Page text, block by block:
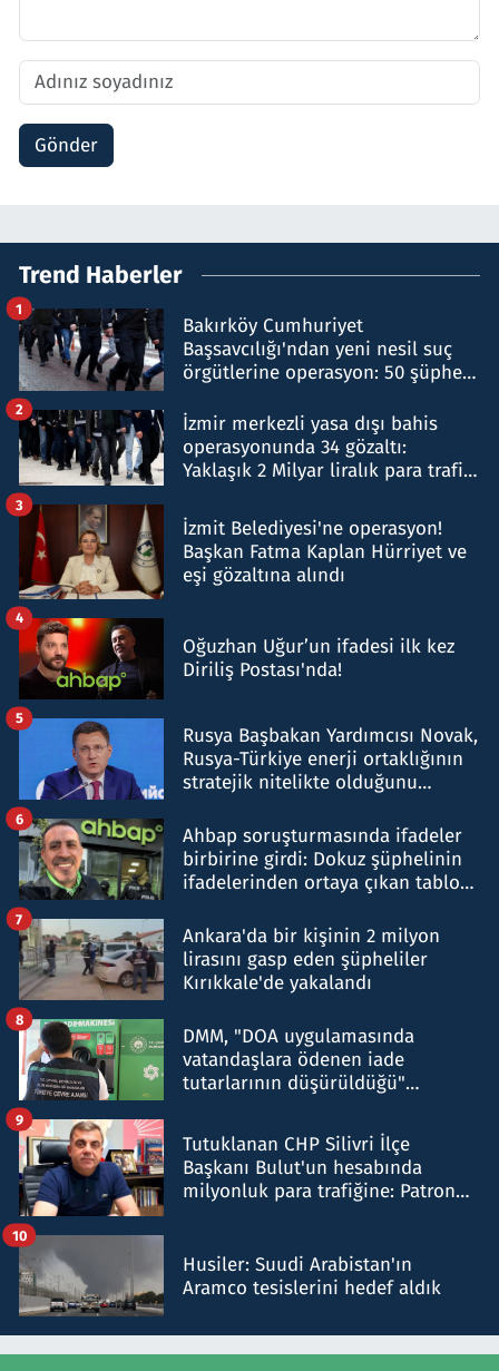
Gönder
Trend Haberler
Bakırköy Cumhuriyet
Başsavcılığı'ndan yeni nesil suç
örgütlerine operasyon: 50 şüpheli
1
İzmir merkezli yasa dışı bahis
operasyonunda 34 gözaltı:
Yaklaşık 2 Milyar liralık para trafiği
2
İzmit Belediyesi'ne operasyon!
Başkan Fatma Kaplan Hürriyet ve
eşi gözaltına alındı
3
Oğuzhan Uğur’un ifadesi ilk kez
Diriliş Postası'nda!
4
Rusya Başbakan Yardımcısı Novak,
Rusya-Türkiye enerji ortaklığının
stratejik nitelikte olduğunu
5
Ahbap soruşturmasında ifadeler
birbirine girdi: Dokuz şüphelinin
ifadelerinden ortaya çıkan tablo
6
Ankara'da bir kişinin 2 milyon
lirasını gasp eden şüpheliler
Kırıkkale'de yakalandı
7
DMM, "DOA uygulamasında
vatandaşlara ödenen iade
tutarlarının düşürüldüğü"
8
Tutuklanan CHP Silivri İlçe
Başkanı Bulut'un hesabında
milyonluk para trafiğine: Patron
9
Husiler: Suudi Arabistan'ın
Aramco tesislerini hedef aldık
10